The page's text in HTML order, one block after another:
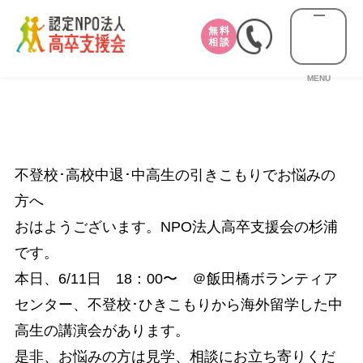
無料
相談
MENU
不登校･高校中退･中高生の引きこもりでお悩みの
方へ
おはようございます。NPO法人高卒支援会の杉浦
です。
本日、6/11日 18：00〜 ＠飯田橋ボランティア
センター、不登校･ひきこもりから海外留学した中
高生の講演会があります。
是非、お悩みの方は見学、相談にお立ち寄りくだ